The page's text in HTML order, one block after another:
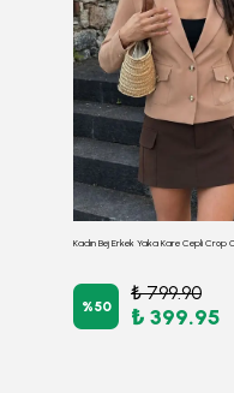
%50
₺ 799.90
₺ 399.95